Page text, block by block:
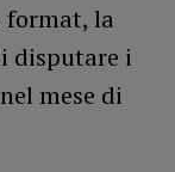
format, la
disputare i
mese di